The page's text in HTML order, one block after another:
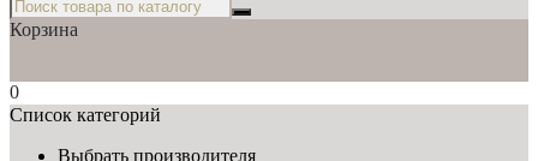
Корзина
0
Список категорий
Выбрать производителя